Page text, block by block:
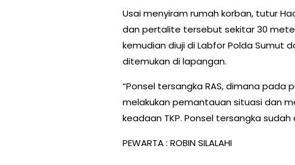
Usai menyiram rumah korban, tutur
dan pertalite tersebut sekitar 30
kemudian diuji di Labfor Polda Sumut
ditemukan di lapangan.
“Ponsel tersangka RAS, dimana pada
melakukan pemantauan situasi dan
keadaan TKP. Ponsel tersangka sudah
PEWARTA : ROBIN SILALAHI